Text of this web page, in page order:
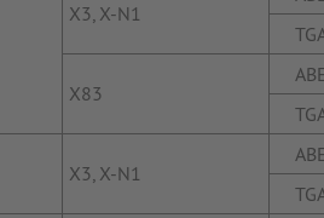
X3, X-N1
X83
X3, X-N1